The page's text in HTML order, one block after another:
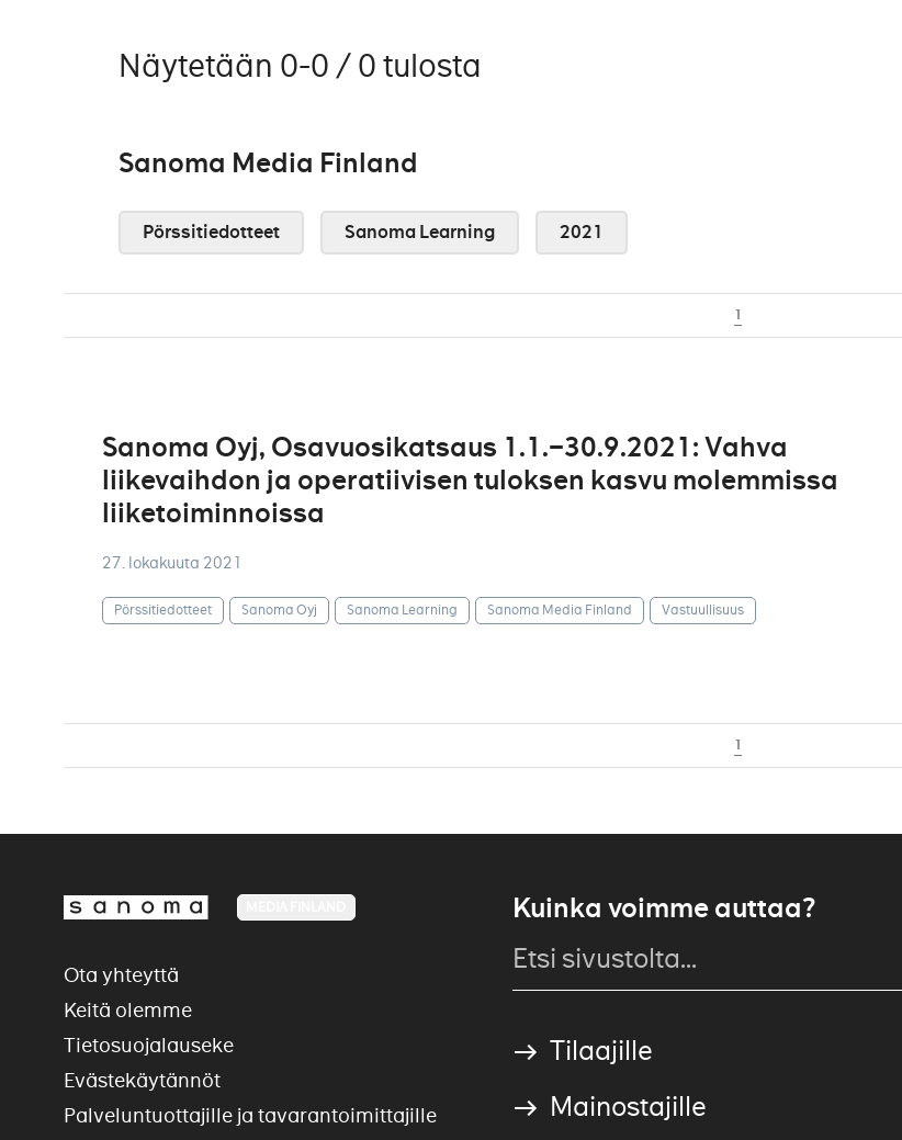
Näytetään 0-0 / 0 tulosta
Sanoma Media Finland
Pörssitiedotteet Sanoma Learning 2021
1
Sanoma Oyj, Osavuosikatsaus 1.1.–30.9.2021: Vahva
liikevaihdon ja operatiivisen tuloksen kasvu molemmissa
liiketoiminnoissa
27. lokakuuta 2021
Pörssitiedotteet Sanoma Oyj Sanoma Learning Sanoma Media Finland Vastuullisuus
1
Kuinka voimme auttaa?
Tilaajille
Mainostajille
Ota yhteyttä
Keitä olemme
Tietosuojalauseke
Evästekäytännöt
Palveluntuottajille ja tavarantoimittajille